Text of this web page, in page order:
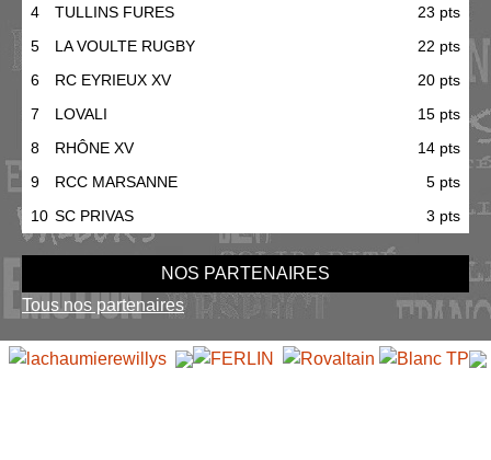
4
TULLINS FURES
23 pts
5
LA VOULTE RUGBY
22 pts
6
RC EYRIEUX XV
20 pts
7
LOVALI
15 pts
8
RHÔNE XV
14 pts
9
RCC MARSANNE
5 pts
10 SC PRIVAS 3 pts
NOS PARTENAIRES
Tous nos partenaires